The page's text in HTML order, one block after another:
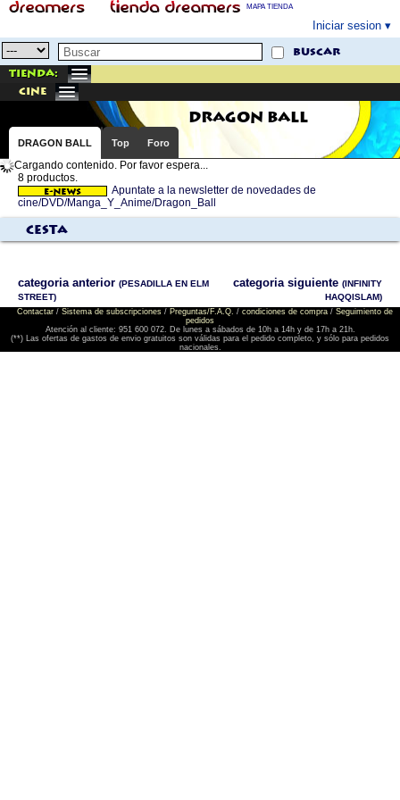
MAPA TIENDA
Iniciar sesion
buscar
Tienda:
cine
DRAGON BALL
DRAGON BALL Top Foro
Cargando contenido. Por favor espera...
8 productos.
Apuntate a la newsletter de novedades de
cine/DVD/Manga_Y_Anime/Dragon_Ball
Cesta
categoria anterior (PESADILLA EN ELM
STREET)
categoria siguiente (INFINITY
HAQQISLAM)
Contactar/ Sistema de subscripciones/ Preguntas/F.A.Q. / condiciones de compra/ Seguimiento de
pedidos
Atención al cliente: 951 600 072. De lunes a sábados de 10h a 14h y de 17h a 21h.
(**) Las ofertas de gastos de envio gratuitos son válidas para el pedido completo, y sólo para pedidos
nacionales.